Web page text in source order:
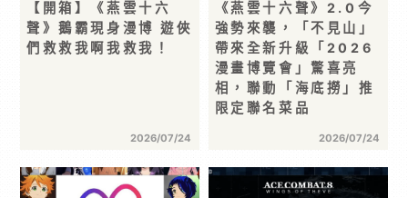
【開箱】《燕雲十六
聲》鵝霸現身漫博 遊俠
們救救我啊我救我！
2026/07/24
《燕雲十六聲》2.0今
強勢來襲，「不見山」
帶來全新升級「2026
漫畫博覽會」驚喜亮
相，聯動「海底撈」推
限定聯名菜品
2026/07/24